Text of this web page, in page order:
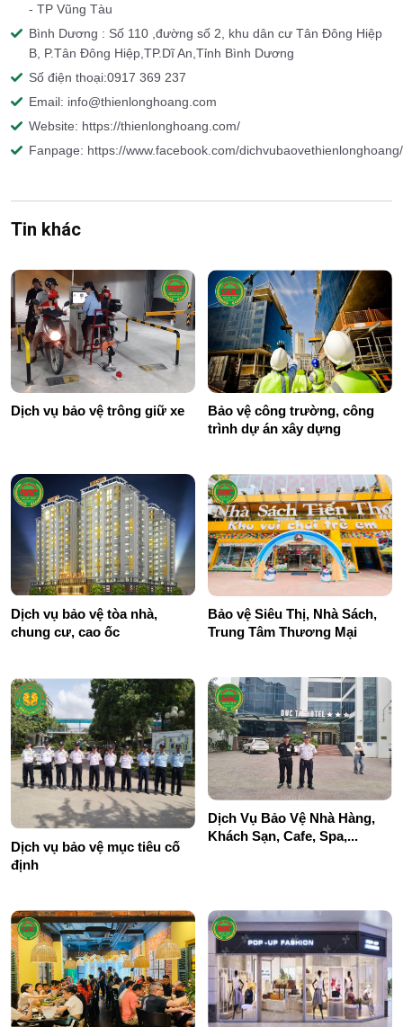
- TP Vũng Tàu
Bình Dương : Số 110 ,đường số 2, khu dân cư Tân Đông Hiệp
B, P.Tân Đông Hiệp,TP.Dĩ An,Tỉnh Bình Dương
Số điện thoại:0917 369 237
Email: info@thienlonghoang.com
Website: https://thienlonghoang.com/
Fanpage: https://www.facebook.com/dichvubaovethienlonghoang/
Tin khác
Dịch vụ bảo vệ trông giữ xe
Bảo vệ công trường, công
trình dự án xây dựng
Dịch vụ bảo vệ tòa nhà,
chung cư, cao ốc
Bảo vệ Siêu Thị, Nhà Sách,
Trung Tâm Thương Mại
Dịch vụ bảo vệ mục tiêu cố
định
Dịch Vụ Bảo Vệ Nhà Hàng,
Khách Sạn, Cafe, Spa,...